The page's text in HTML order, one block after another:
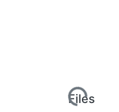
Files